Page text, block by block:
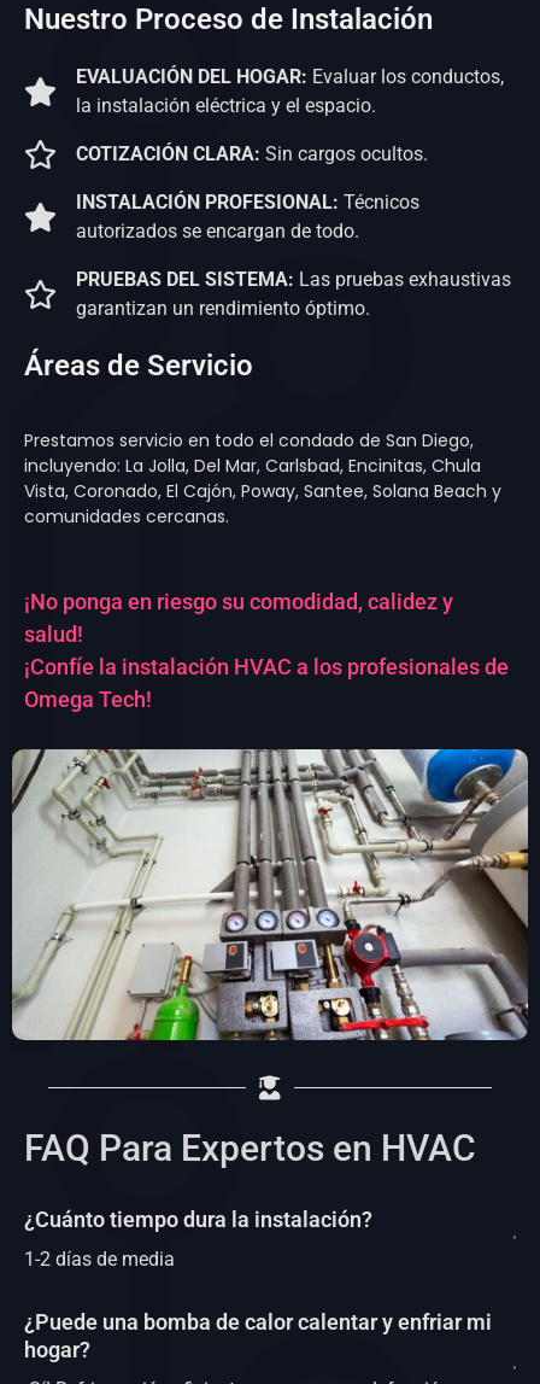
Nuestro Proceso de Instalación
EVALUACIÓN DEL HOGAR: Evaluar los conductos,
la instalación eléctrica y el espacio.
COTIZACIÓN CLARA: Sin cargos ocultos.
INSTALACIÓN PROFESIONAL: Técnicos
autorizados se encargan de todo.
PRUEBAS DEL SISTEMA: Las pruebas exhaustivas
garantizan un rendimiento óptimo.
Áreas de Servicio
Prestamos servicio en todo el condado de San Diego,
incluyendo: La Jolla, Del Mar, Carlsbad, Encinitas, Chula
Vista, Coronado, El Cajón, Poway, Santee, Solana Beach y
comunidades cercanas.
¡No ponga en riesgo su comodidad, calidez y
salud!
¡Confíe la instalación HVAC a los profesionales de
Omega Tech!
FAQ Para Expertos en HVAC
¿Cuánto tiempo dura la instalación?
1-2 días de media
¿Puede una bomba de calor calentar y enfriar mi
hogar?